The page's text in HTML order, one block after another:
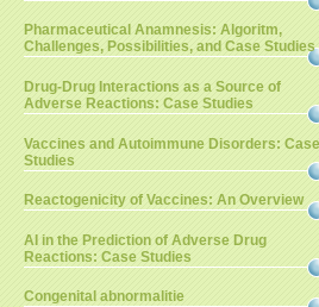
Pharmaceutical Anamnesis: Algoritm,
Challenges, Possibilities, and Case Studies
Drug-Drug Interactions as a Source of
Adverse Reactions: Case Studies
Vaccines and Autoimmune Disorders: Case
Studies
Reactogenicity of Vaccines: An Overview
AI in the Prediction of Adverse Drug
Reactions: Case Studies
Congenital abnormalitie